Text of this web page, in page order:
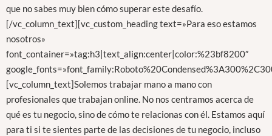
que no sabes muy bien cómo superar este desafío.
[/vc_column_text][vc_custom_heading text=»Para eso estamos
nosotros»
font_container=»tag:h3|text_align:center|color:%23bf8200″
[vc_column_text]Solemos trabajar mano a mano con
profesionales que trabajan online. No nos centramos acerca de
qué es tu negocio, sino de cómo te relacionas con él. Estamos aquí
para ti si te sientes parte de las decisiones de tu negocio, incluso